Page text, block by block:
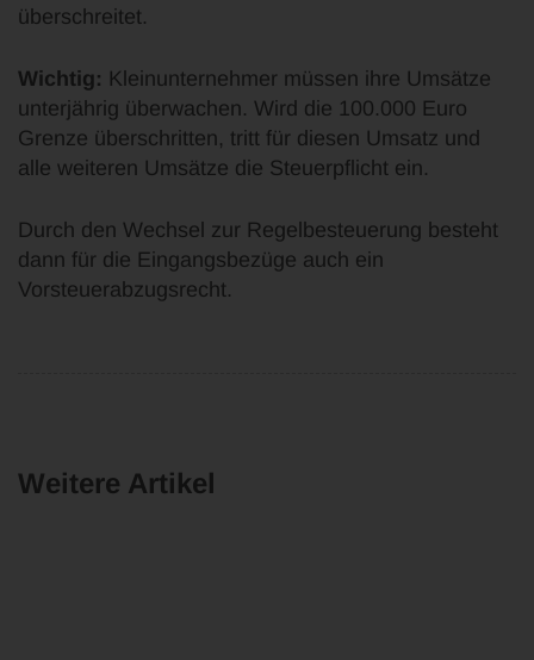
überschreitet.
Wichtig: Kleinunternehmer müssen ihre Umsätze
unterjährig überwachen. Wird die 100.000 Euro
Grenze überschritten, tritt für diesen Umsatz und
alle weiteren Umsätze die Steuerpflicht ein.
Durch den Wechsel zur Regelbesteuerung besteht
dann für die Eingangsbezüge auch ein
Vorsteuerabzugsrecht.
Weitere Artikel